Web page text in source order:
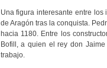
Una figura interesante entre
de Aragón tras la conquista.
hacia 1180. Entre los
Bofill, a quien el rey don
trabajo.